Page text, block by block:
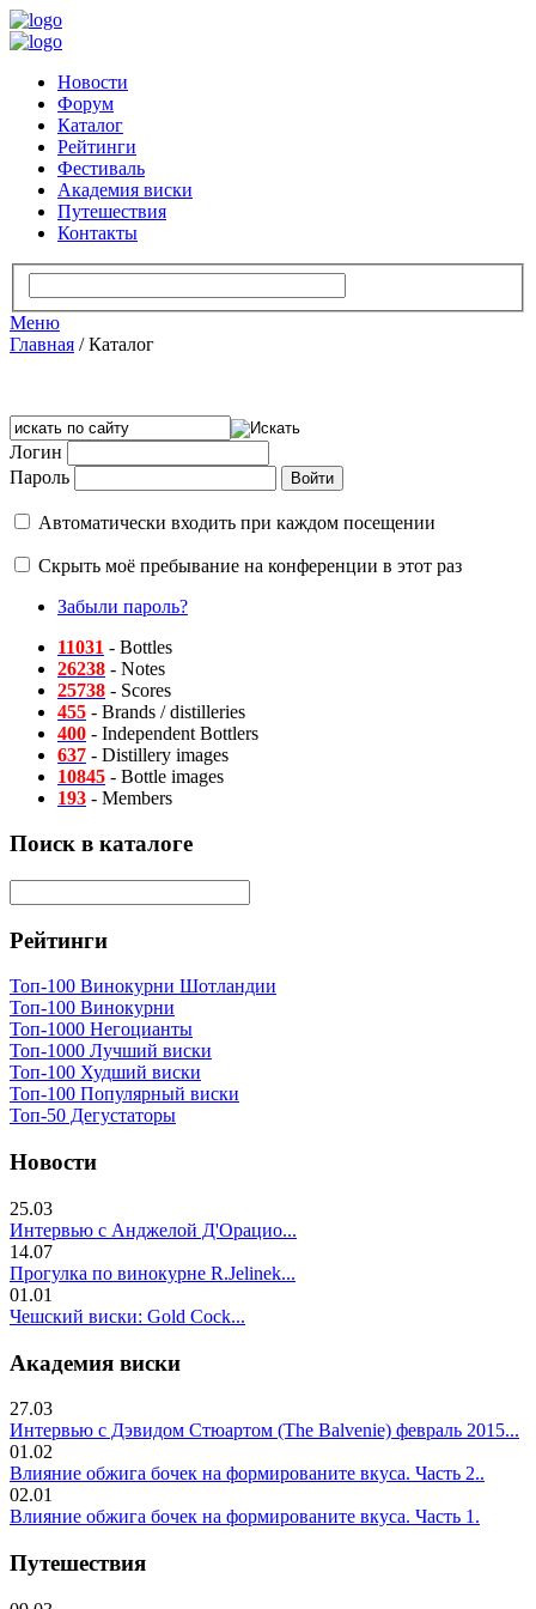
Новости
Форум
Каталог
Рейтинги
Фестиваль
Академия виски
Путешествия
Контакты
Меню
Главная /Каталог
Логин
Пароль
Автоматически входить при каждом посещении
Скрыть моё пребывание на конференции в этот раз
Забыли пароль?
11031 - Bottles
26238 - Notes
25738 - Scores
455 - Brands / distilleries
400 - Independent Bottlers
637 - Distillery images
10845 - Bottle images
193 - Members
Поиск в каталоге
Рейтинги
Топ-100 Винокурни Шотландии
Топ-100 Винокурни
Топ-1000 Негоцианты
Топ-1000 Лучший виски
Топ-100 Худший виски
Топ-100 Популярный виски
Топ-50 Дегустаторы
Новости
25.03
Интервью с Анджелой Д'Орацио...
14.07
Прогулка по винокурне R.Jelinek...
01.01
Чешский виски: Gold Cock...
Академия виски
27.03
Интервью с Дэвидом Стюартом (The Balvenie) февраль 2015...
01.02
Влияние обжига бочек на формированите вкуса. Часть 2..
02.01
Влияние обжига бочек на формированите вкуса. Часть 1.
Путешествия